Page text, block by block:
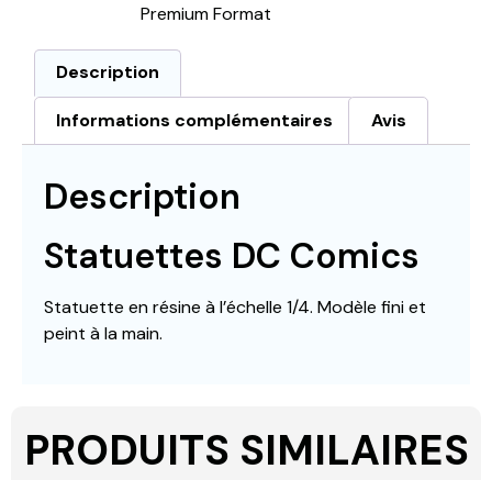
Premium Format
Description
Informations complémentaires Avis
Description
Statuettes DC Comics
Statuette en résine à l’échelle 1/4. Modèle fini et
peint à la main.
PRODUITS SIMILAIRES